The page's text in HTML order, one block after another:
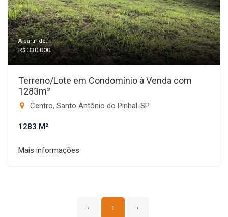
A partir de:
R$ 330.000
Terreno/Lote em Condomínio à Venda com
1283m²
Centro, Santo Antônio do Pinhal-SP
1283 M²
Mais informações
‹ 1 ›